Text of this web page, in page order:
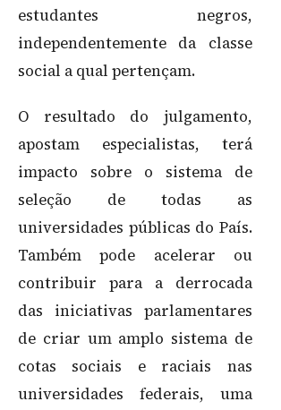
estudantes negros,
independentemente da classe
social a qual pertençam.
O resultado do julgamento,
apostam especialistas, terá
impacto sobre o sistema de
seleção de todas as
universidades públicas do País.
Também pode acelerar ou
contribuir para a derrocada
das iniciativas parlamentares
de criar um amplo sistema de
cotas sociais e raciais nas
universidades federais, uma